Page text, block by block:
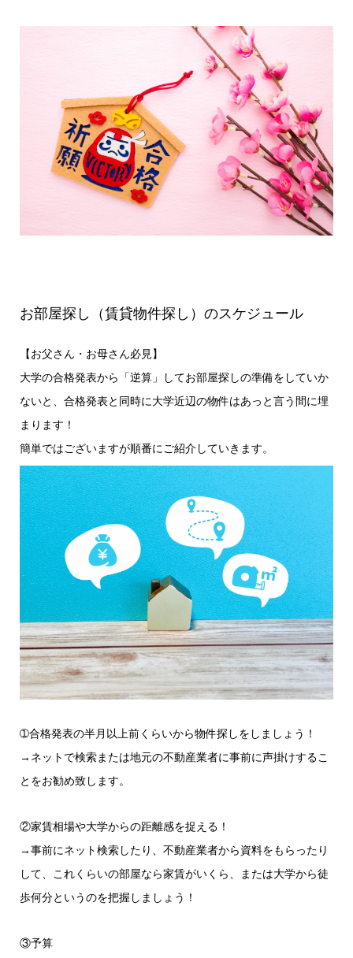
お部屋探し（賃貸物件探し）のスケジュール
【お父さん・お母さん必見】
大学の合格発表から「逆算」してお部屋探しの準備をしていか
ないと、合格発表と同時に大学近辺の物件はあっと言う間に埋
まります！
簡単ではございますが順番にご紹介していきます。
➀合格発表の半月以上前くらいから物件探しをしましょう！
→ネットで検索または地元の不動産業者に事前に声掛けするこ
とをお勧め致します。
②家賃相場や大学からの距離感を捉える！
→事前にネット検索したり、不動産業者から資料をもらったり
して、これくらいの部屋なら家賃がいくら、または大学から徒
歩何分というのを把握しましょう！
③予算